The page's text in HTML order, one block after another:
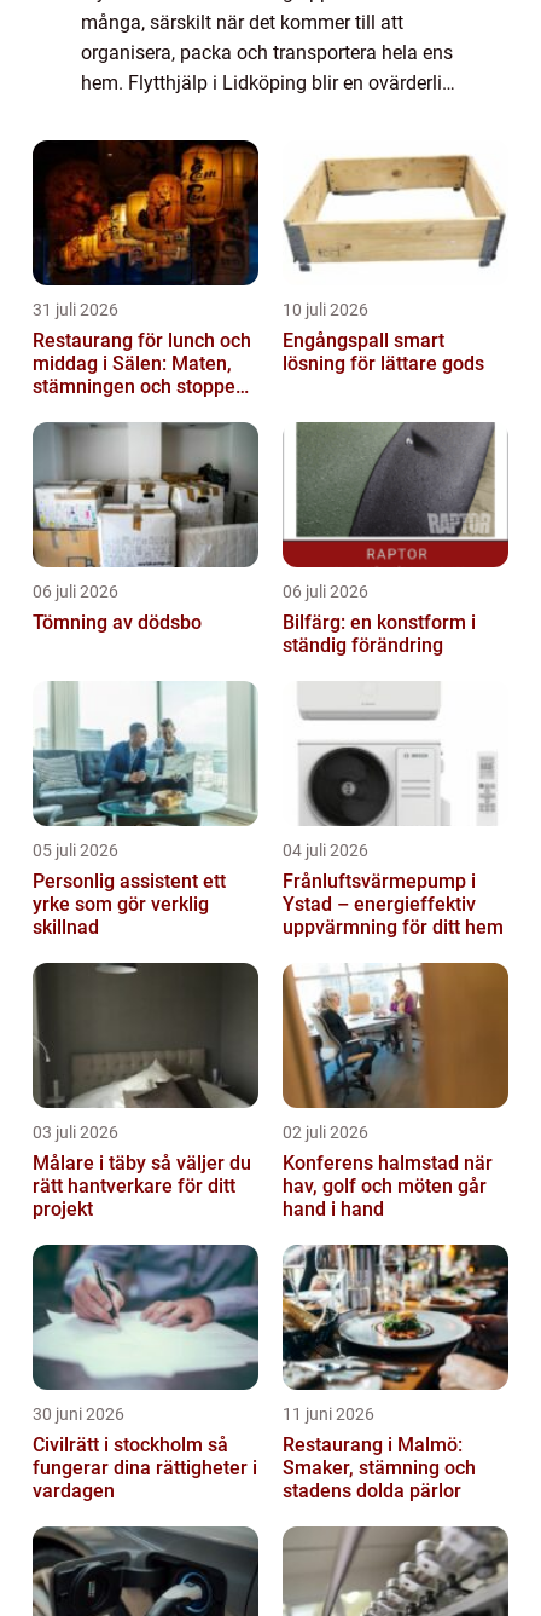
många, särskilt när det kommer till att
organisera, packa och transportera hela ens
hem. Flytthjälp i Lidköping blir en ovärderlig
31 juli 2026
Restaurang för lunch och
middag i Sälen: Maten,
stämningen och stoppen
10 juli 2026
Engångspall smart
lösning för lättare gods
06 juli 2026
Tömning av dödsbo
06 juli 2026
Bilfärg: en konstform i
ständig förändring
05 juli 2026
Personlig assistent ett
yrke som gör verklig
skillnad
04 juli 2026
Frånluftsvärmepump i
Ystad – energieffektiv
uppvärmning för ditt hem
03 juli 2026
Målare i täby så väljer du
rätt hantverkare för ditt
projekt
02 juli 2026
Konferens halmstad när
hav, golf och möten går
hand i hand
30 juni 2026
Civilrätt i stockholm så
fungerar dina rättigheter i
vardagen
11 juni 2026
Restaurang i Malmö:
Smaker, stämning och
stadens dolda pärlor